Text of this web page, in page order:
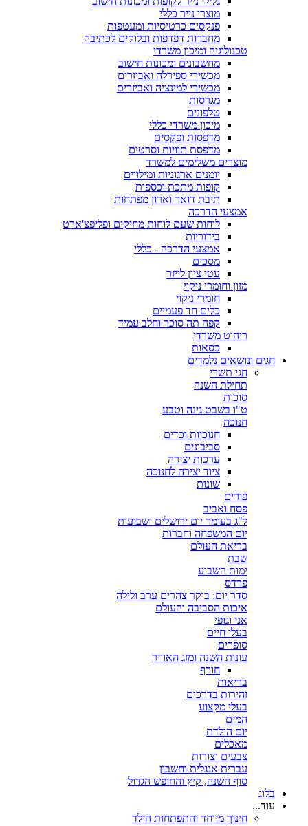
מוצרי נייר כללי
פנקסים כרטיסיות ומעטפות
מחברות דפדפות ובלוקים לכתיבה
טכנולוגיה ומיכון משרדי
מחשבונים ומכונות חישוב
מכשירי ספירלה ואביזרים
מכשירי למינציה ואביזרים
מגרסות
טלפונים
מיכון משרדי כללי
מדפסות ופקסים
מדפסת תוויות וסרטים
מוצרים משלימים למשרד
יומנים ארגוניות ומילויים
קופות מתכת וכספות
תיבת דואר וארון מפתחות
אמצעי הדרכה
לוחות שעם לוחות מחיקים ופליפצ'ארט
בידוריות
אמצעי הדרכה - כללי
מסכים
עטי ציון לייזר
מזון וחומרי ניקוי
חומרי ניקוי
כלים חד פעמיים
קפה תה סוכר וחלב עמיד
ריהוט משרדי
כסאות
חגים ונושאים נלמדים
חגי תשרי
תחילת השנה
סוכות
ט"ו בשבט גינה וטבע
חנוכה
חנוכיות וכדים
סביבונים
ערכות יצירה
ציוד יצירה לחנוכה
שונות
פורים
פסח ואביב
ל"ג בעומר יום ירושלים ושבועות
יום המשפחה וחברות
בריאת העולם
שבת
ימות השבוע
פרדס
סדר יום: בוקר צהרים ערב ולילה
איכות הסביבה והעולם
אני וגופי
בעלי חיים
סופרים
עונות השנה ומזג האוויר
חורף
בריאות
זהירות בדרכים
בעלי מקצוע
המים
יום הולדת
מאכלים
צבעים וצורות
עברית אנגלית וחשבון
סוף השנה, קיץ והחופש הגדול
בלוג
עוד...
חינוך מיוחד והתפתחות הילד